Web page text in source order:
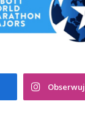
Obserwuj